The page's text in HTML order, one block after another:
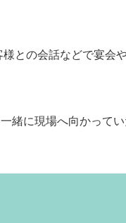
との会話などで宴会
緒に現場へ向かってい